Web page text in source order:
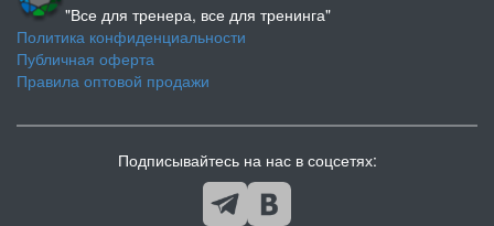
"Все для тренера, все для тренинга"
Политика конфиденциальности
Публичная оферта
Правила оптовой продажи
Подписывайтесь на нас в соцсетях: